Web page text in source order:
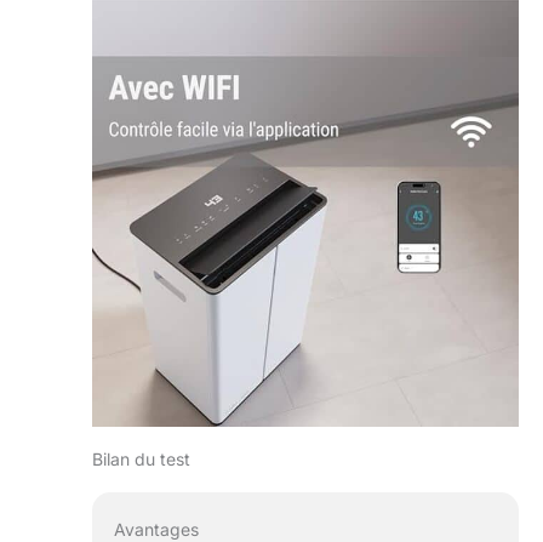
Bilan du test
Avantages